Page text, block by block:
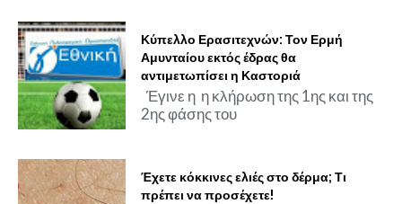
Κύπελλο Ερασιτεχνών: Τον Ερμή
Αμυνταίου εκτός έδρας θα
αντιμετωπίσει η Καστοριά
Έγινε η η κλήρωση της 1ης και της
2ης φάσης του
Έχετε κόκκινες ελιές στο δέρμα; Τι
πρέπει να προσέχετε!